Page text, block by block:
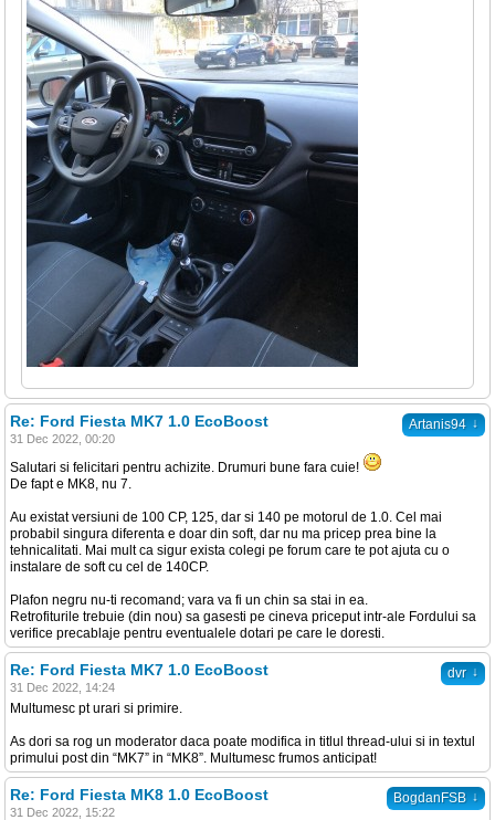
Artanis94 ↓
Re: Ford Fiesta MK7 1.0 EcoBoost
31 Dec 2022, 00:20
Salutari si felicitari pentru achizite. Drumuri bune fara cuie!
De fapt e MK8, nu 7.
Au existat versiuni de 100 CP, 125, dar si 140 pe motorul de 1.0. Cel mai
probabil singura diferenta e doar din soft, dar nu ma pricep prea bine la
tehnicalitati. Mai mult ca sigur exista colegi pe forum care te pot ajuta cu o
instalare de soft cu cel de 140CP.
Plafon negru nu-ti recomand; vara va fi un chin sa stai in ea.
Retrofiturile trebuie (din nou) sa gasesti pe cineva priceput intr-ale Fordului sa
verifice precablaje pentru eventualele dotari pe care le doresti.
dvr ↓
Re: Ford Fiesta MK7 1.0 EcoBoost
31 Dec 2022, 14:24
Multumesc pt urari si primire.
As dori sa rog un moderator daca poate modifica in titlul thread-ului si in textul
primului post din “MK7” in “MK8”. Multumesc frumos anticipat!
BogdanFSB ↓
Re: Ford Fiesta MK8 1.0 EcoBoost
31 Dec 2022, 15:22